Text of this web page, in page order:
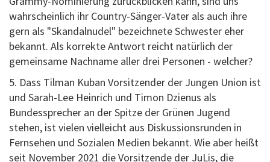
wahrscheinlich ihr Country-Sänger-Vater als auch ihre
gern als "Skandalnudel" bezeichnete Schwester eher
bekannt. Als korrekte Antwort reicht natürlich der
gemeinsame Nachname aller drei Personen - welcher?
5. Dass Tilman Kuban Vorsitzender der Jungen Union ist
und Sarah-Lee Heinrich und Timon Dzienus als
Bundessprecher an der Spitze der Grünen Jugend
stehen, ist vielen vielleicht aus Diskussionsrunden in
Fernsehen und Sozialen Medien bekannt. Wie aber heißt
seit November 2021 die Vorsitzende der JuLis, die